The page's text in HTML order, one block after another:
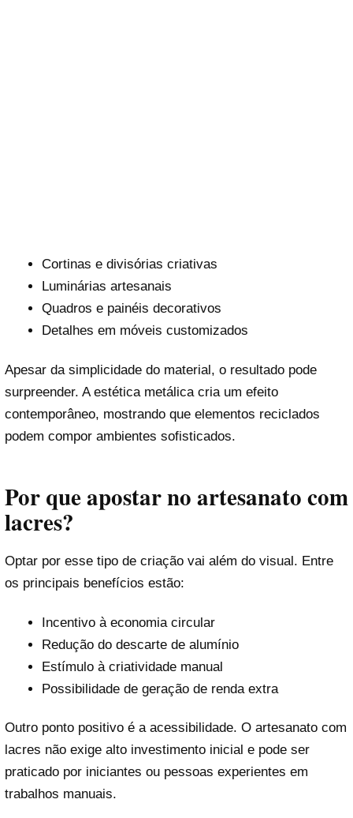
Cortinas e divisórias criativas
Luminárias artesanais
Quadros e painéis decorativos
Detalhes em móveis customizados
Apesar da simplicidade do material, o resultado pode
surpreender. A estética metálica cria um efeito
contemporâneo, mostrando que elementos reciclados
podem compor ambientes sofisticados.
Por que apostar no artesanato com
lacres?
Optar por esse tipo de criação vai além do visual. Entre
os principais benefícios estão:
Incentivo à economia circular
Redução do descarte de alumínio
Estímulo à criatividade manual
Possibilidade de geração de renda extra
Outro ponto positivo é a acessibilidade. O artesanato com
lacres não exige alto investimento inicial e pode ser
praticado por iniciantes ou pessoas experientes em
trabalhos manuais.